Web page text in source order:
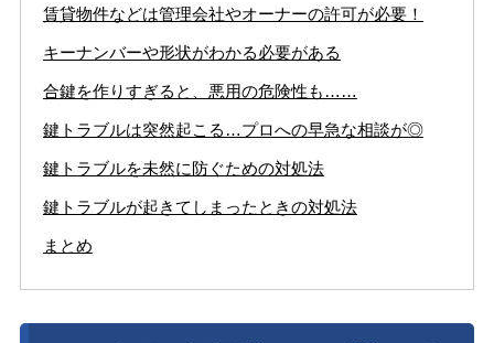
賃貸物件などは管理会社やオーナーの許可が必要！
キーナンバーや形状がわかる必要がある
合鍵を作りすぎると、悪用の危険性も……
鍵トラブルは突然起こる…プロへの早急な相談が◎
鍵トラブルを未然に防ぐための対処法
鍵トラブルが起きてしまったときの対処法
まとめ